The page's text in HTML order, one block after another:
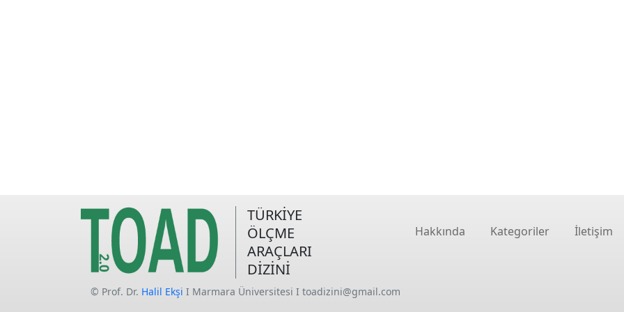
TÜRKİYE
ÖLÇME
ARAÇLARI
DİZİNİ
Hakkında Kategoriler İletişim
© Prof. Dr. Halil Ekşi I Marmara Üniversitesi I toadizini@gmail.com